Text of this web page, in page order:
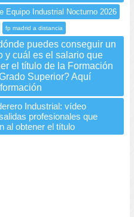
Equipo Industrial Nocturno 2026
fp madrid a distancia
puedes conseguir un
y cuál es el salario que
el título de la Formación
Superior? Aquí
Industrial: vídeo
profesionales que
al obtener el título